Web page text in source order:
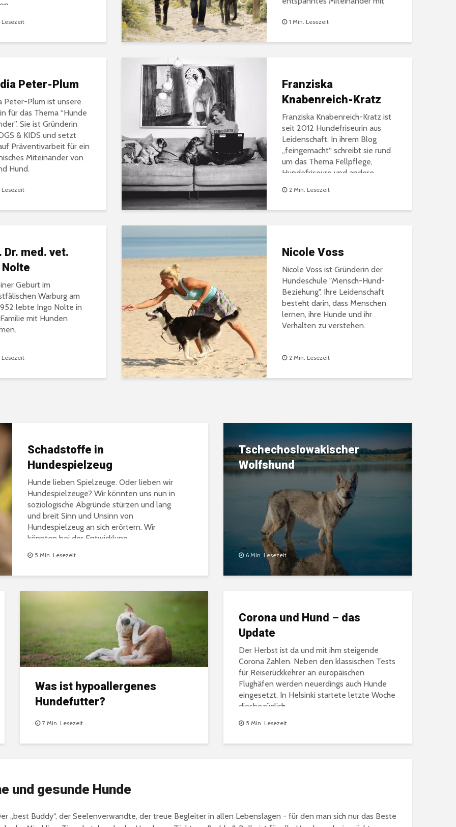
Lesezeit 1 Min. Lesezeit
Peter-Plum
Peter-Plum ist unsere
für das Thema “Hunde
Sie ist Gründerin
& KIDS und setzt
Präventivarbeit für ein
Miteinander von
Hund.
Lesezeit
Franziska
Knabenreich-Kratz
Franziska Knabenreich-Kratz ist
seit 2012 Hundefriseurin aus
Leidenschaft. In ihrem Blog
„feingemacht“ schreibt sie rund
um das Thema Fellpflege,
Hundefriseure und andere
2 Min. Lesezeit
Dr. med. vet.
Nolte
Geburt im
Warburg am
lebte Ingo Nolte in
mit Hunden
Lesezeit
Nicole Voss
Nicole Voss ist Gründerin der
Hundeschule "Mensch-Hund-
Beziehung". Ihre Leidenschaft
besteht darin, dass Menschen
lernen, ihre Hunde und ihr
Verhalten zu verstehen.
2 Min. Lesezeit
Schadstoffe in
Hundespielzeug
Hunde lieben Spielzeuge. Oder lieben wir
Hundespielzeuge? Wir könnten uns nun in
soziologische Abgründe stürzen und lang
und breit Sinn und Unsinn von
Hundespielzeug an sich erörtern. Wir
könnten bei der Entwicklung...
5 Min. Lesezeit
Tschechoslowakischer
Wolfshund
6 Min. Lesezeit
Was ist hypoallergenes
Hundefutter?
7 Min. Lesezeit
Corona und Hund – das
Update
Der Herbst ist da und mit ihm steigende
Corona Zahlen. Neben den klassischen Tests
für Reiserückkehrer an europäischen
Flughäfen werden neuerdings auch Hunde
eingesetzt. In Helsinki startete letzte Woche
diesbezüglich...
5 Min. Lesezeit
und gesunde Hunde
„best Buddy“, der Seelenverwandte, der treue Begleiter in allen Lebenslagen - für den man sich nur das Beste